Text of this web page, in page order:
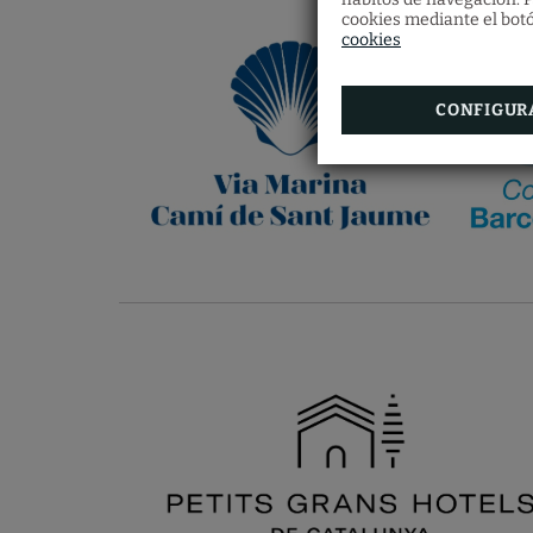
cookies mediante el
cookies